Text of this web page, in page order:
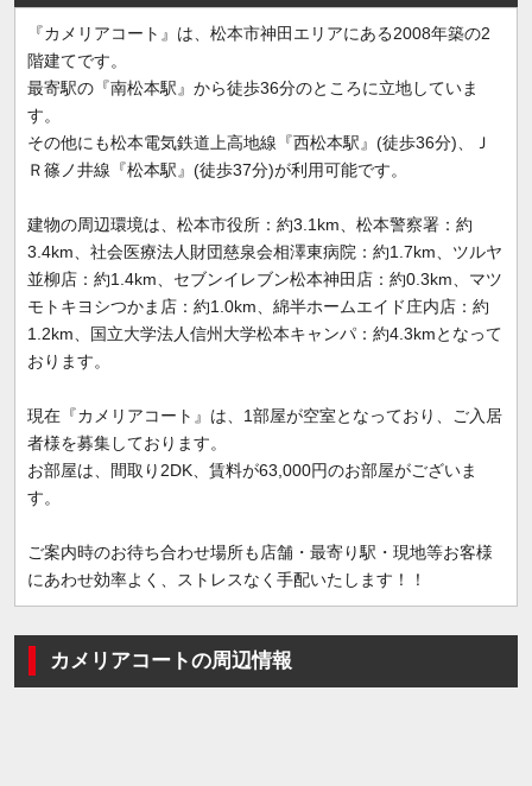
『カメリアコート』は、松本市神田エリアにある2008年築の2
階建てです。
最寄駅の『南松本駅』から徒歩36分のところに立地していま
す。
その他にも松本電気鉄道上高地線『西松本駅』(徒歩36分)、Ｊ
Ｒ篠ノ井線『松本駅』(徒歩37分)が利用可能です。
建物の周辺環境は、松本市役所：約3.1km、松本警察署：約
3.4km、社会医療法人財団慈泉会相澤東病院：約1.7km、ツルヤ
並柳店：約1.4km、セブンイレブン松本神田店：約0.3km、マツ
モトキヨシつかま店：約1.0km、綿半ホームエイド庄内店：約
1.2km、国立大学法人信州大学松本キャンパ：約4.3kmとなって
おります。
現在『カメリアコート』は、1部屋が空室となっており、ご入居
者様を募集しております。
お部屋は、間取り2DK、賃料が63,000円のお部屋がございま
す。
ご案内時のお待ち合わせ場所も店舗・最寄り駅・現地等お客様
にあわせ効率よく、ストレスなく手配いたします！！
カメリアコートの周辺情報